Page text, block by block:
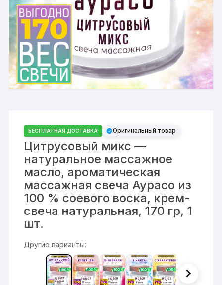
БЕСПЛАТНАЯ ДОСТАВКА Оригинальный товар
Цитрусовый микс —
натуральное массажное
масло, ароматическая
массажная свеча Аурасо из
100 % соевого воска, крем-
свеча натуральная, 170 гр, 1
шт.
Другие варианты: